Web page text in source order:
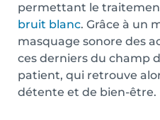
permettant le
bruit blanc. Grâce à un
masquage sonore des
ces derniers du champ
patient, qui retrouve
détente et de bien-être.